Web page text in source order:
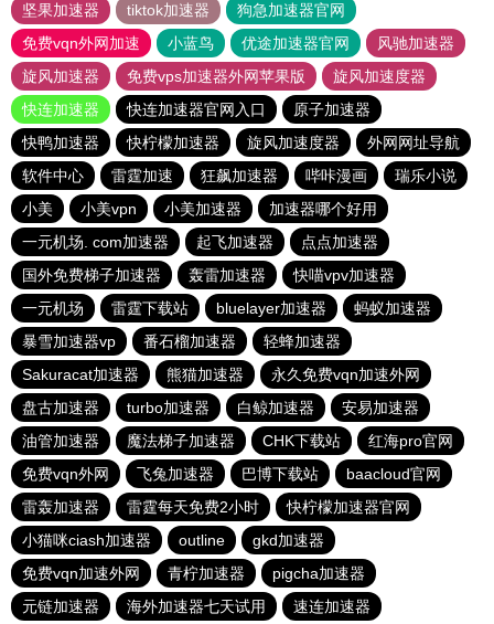
坚果加速器
tiktok加速器
狗急加速器官网
免费vqn外网加速
小蓝鸟 优途加速器官网
风驰加速器
旋风加速器
免费vps加速器外网苹果版
旋风加速度器
快连加速器
快连加速器官网入口
原子加速器
快鸭加速器
快柠檬加速器 旋风加速度器
外网网址导航
软件中心
雷霆加速 狂飙加速器 哔咔漫画
瑞乐小说
小美
小美vpn 小美加速器
加速器哪个好用
一元机场. com加速器
起飞加速器
点点加速器
国外免费梯子加速器
轰雷加速器
快喵vpv加速器
一元机场
雷霆下载站 bluelayer加速器
蚂蚁加速器
暴雪加速器vp
番石榴加速器
轻蜂加速器
Sakuracat加速器
熊猫加速器
永久免费vqn加速外网
盘古加速器
turbo加速器 白鲸加速器
安易加速器
油管加速器
魔法梯子加速器 CHK下载站
红海pro官网
免费vqn外网
飞兔加速器 巴博下载站
baacloud官网
雷轰加速器
雷霆每天免费2小时
快柠檬加速器官网
小猫咪ciash加速器
outline
gkd加速器
免费vqn加速外网
青柠加速器
pigcha加速器
元链加速器
海外加速器七天试用 速连加速器